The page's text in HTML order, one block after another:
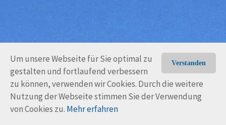
Verstanden
Um unsere Webseite für Sie optimal zu
gestalten und fortlaufend verbessern
zu können, verwenden wir Cookies. Durch die weitere
Nutzung der Webseite stimmen Sie der Verwendung
von Cookies zu. Mehr erfahren